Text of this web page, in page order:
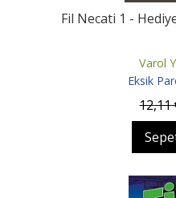
Fil Necati 1 -
Varol
Eksik
12,11